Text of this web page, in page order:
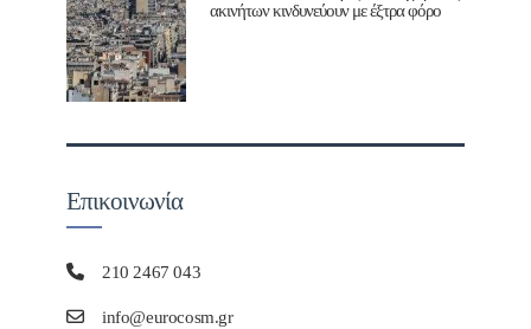
ακινήτων κινδυνεύουν με έξτρα φόρο
Επικοινωνία
210 2467 043
info@eurocosm.gr